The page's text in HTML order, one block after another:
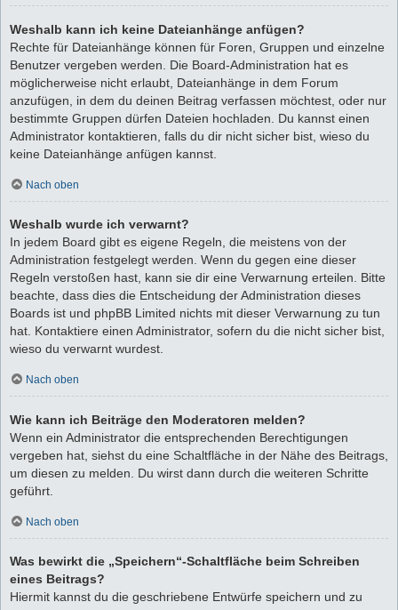
Weshalb kann ich keine Dateianhänge anfügen?
Rechte für Dateianhänge können für Foren, Gruppen und einzelne
Benutzer vergeben werden. Die Board-Administration hat es
möglicherweise nicht erlaubt, Dateianhänge in dem Forum
anzufügen, in dem du deinen Beitrag verfassen möchtest, oder nur
bestimmte Gruppen dürfen Dateien hochladen. Du kannst einen
Administrator kontaktieren, falls du dir nicht sicher bist, wieso du
keine Dateianhänge anfügen kannst.
Nach oben
Weshalb wurde ich verwarnt?
In jedem Board gibt es eigene Regeln, die meistens von der
Administration festgelegt werden. Wenn du gegen eine dieser
Regeln verstoßen hast, kann sie dir eine Verwarnung erteilen. Bitte
beachte, dass dies die Entscheidung der Administration dieses
Boards ist und phpBB Limited nichts mit dieser Verwarnung zu tun
hat. Kontaktiere einen Administrator, sofern du die nicht sicher bist,
wieso du verwarnt wurdest.
Nach oben
Wie kann ich Beiträge den Moderatoren melden?
Wenn ein Administrator die entsprechenden Berechtigungen
vergeben hat, siehst du eine Schaltfläche in der Nähe des Beitrags,
um diesen zu melden. Du wirst dann durch die weiteren Schritte
geführt.
Nach oben
Was bewirkt die „Speichern“-Schaltfläche beim Schreiben
eines Beitrags?
Hiermit kannst du die geschriebene Entwürfe speichern und zu